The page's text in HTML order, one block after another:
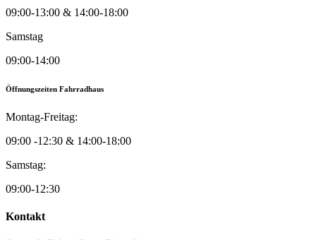
09:00-13:00 & 14:00-18:00
Samstag
09:00-14:00
Öffnungszeiten Fahrradhaus
Montag-Freitag:
09:00 -12:30 & 14:00-18:00
Samstag:
09:00-12:30
Kontakt